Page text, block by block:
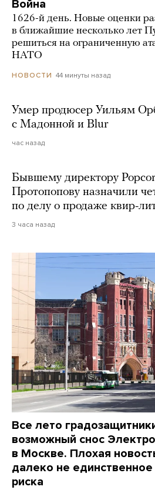
Война
1626-й день. Новые оценки
в ближайшие несколько лет
решиться на ограниченную
НАТО
НОВОСТИ 44 минуты назад
Умер продюсер Уильям
с Мадонной и Blur
час назад
Бывшему директору
Протопопову назначили
по делу о продаже квир-
3 часа назад
Все лето
возможный снос
в Москве. Плохая
далеко не единственное
риска